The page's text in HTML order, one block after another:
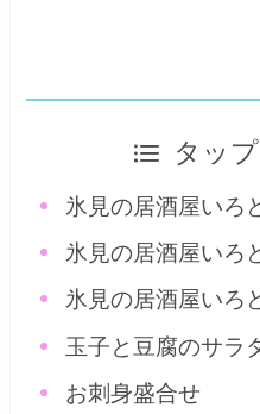
タッ
氷見の居酒屋いろ
氷見の居酒屋いろ
氷見の居酒屋いろ
玉子と豆腐のサラ
お刺身盛合せ